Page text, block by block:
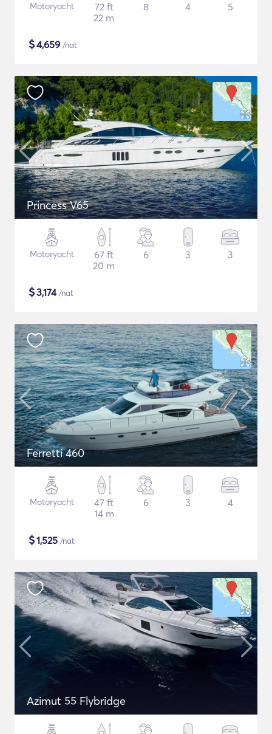
Motoryacht
72 ft
22 m
8 4 5
$4,659 /nat
Princess V65
Motoryacht
67 ft
20 m
6 3 3
$3,174/nat
Ferretti 460
Motoryacht
47 ft
14 m
6 3 4
$1,525 /nat
Azimut 55 Flybridge